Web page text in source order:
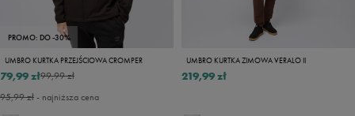
PROMO: DO -30%
UMBRO KURTKA PRZEJŚCIOWA CROMPER
99,99 zł
79,99 zł
95,99 zł- najniższa cena
UMBRO KURTKA ZIMOWA VERALO II
219,99 zł